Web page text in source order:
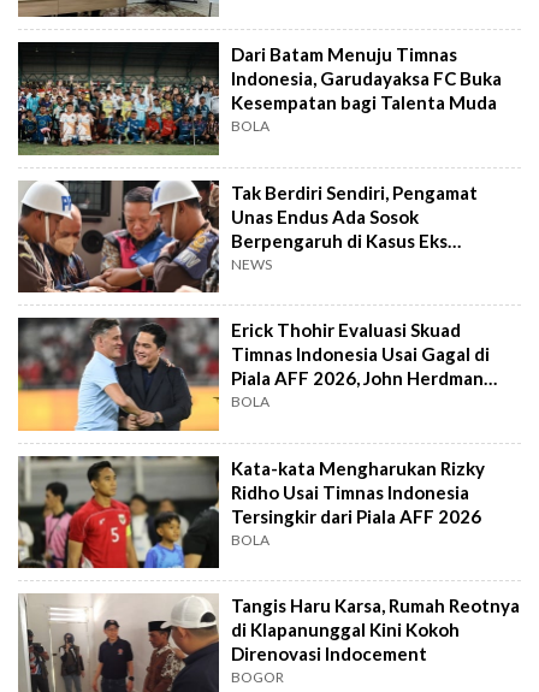
Dari Batam Menuju Timnas
Indonesia, Garudayaksa FC Buka
Kesempatan bagi Talenta Muda
BOLA
Tak Berdiri Sendiri, Pengamat
Unas Endus Ada Sosok
Berpengaruh di Kasus Eks
Jampidsus
NEWS
Erick Thohir Evaluasi Skuad
Timnas Indonesia Usai Gagal di
Piala AFF 2026, John Herdman
Out?
BOLA
Kata-kata Mengharukan Rizky
Ridho Usai Timnas Indonesia
Tersingkir dari Piala AFF 2026
BOLA
Tangis Haru Karsa, Rumah Reotnya
di Klapanunggal Kini Kokoh
Direnovasi Indocement
BOGOR